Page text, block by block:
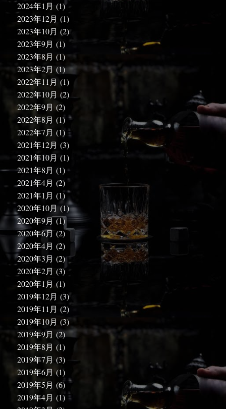
2024年1月 (1)
2023年12月 (1)
2023年10月 (2)
2023年9月 (1)
2023年8月 (1)
2023年2月 (1)
2022年11月 (1)
2022年10月 (2)
2022年9月 (2)
2022年8月 (1)
2022年7月 (1)
2021年12月 (3)
2021年10月 (1)
2021年8月 (1)
2021年4月 (2)
2021年1月 (1)
2020年10月(1)
2020年9月(1)
2020年6月(2)
2020年4月 (2)
2020年3月 (2)
2020年2月 (3)
2020年1月 (1)
2019年12月 (3)
2019年11月 (2)
2019年10月 (3)
2019年9月 (2)
2019年8月 (1)
2019年7月 (3)
2019年6月 (1)
2019年5月 (6)
2019年4月 (1)